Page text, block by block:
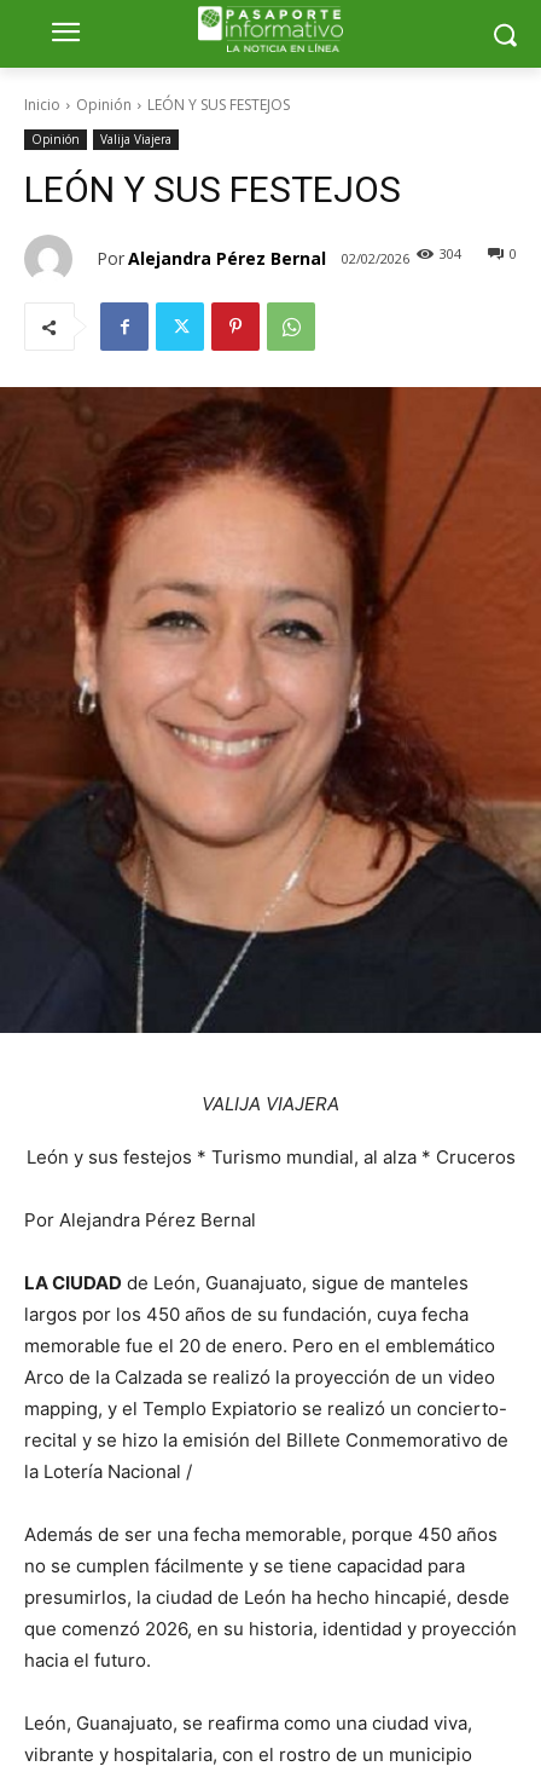
Inicio Opinión LEÓN Y SUS FESTEJOS
Opinión Valija Viajera
LEÓN Y SUS FESTEJOS
PorAlejandra Pérez Bernal 02/02/2026 0
304
VALIJA VIAJERA
León y sus festejos * Turismo mundial, al alza * Cruceros
Por Alejandra Pérez Bernal
LA CIUDAD de León, Guanajuato, sigue de manteles
largos por los 450 años de su fundación, cuya fecha
memorable fue el 20 de enero. Pero en el emblemático
Arco de la Calzada se realizó la proyección de un video
mapping, y el Templo Expiatorio se realizó un concierto-
recital y se hizo la emisión del Billete Conmemorativo de
la Lotería Nacional /
Además de ser una fecha memorable, porque 450 años
no se cumplen fácilmente y se tiene capacidad para
presumirlos, la ciudad de León ha hecho hincapié, desde
que comenzó 2026, en su historia, identidad y proyección
hacia el futuro.
León, Guanajuato, se reafirma como una ciudad viva,
vibrante y hospitalaria, con el rostro de un municipio